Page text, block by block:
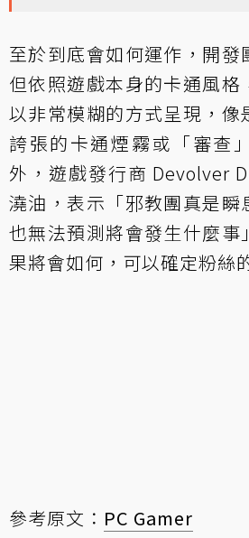
至於到底會如何運作，開發
但依照遊戲本身的卡通風格
以非常模糊的方式呈現，像
誇張的卡通煙霧或「審查
外，遊戲發行商 Devolver
澆油，表示「邪教團真是瞬
也無法預測將會發生什麼事
果將會如何，可以確定粉絲
參考原文： PC Gamer